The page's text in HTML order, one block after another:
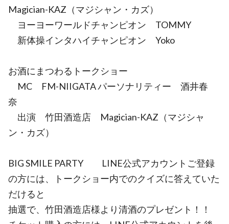
Magician-KAZ（マジシャン・カズ）
ヨーヨーワールドチャンピオン TOMMY
新体操インタハイチャンピオン Yoko
お酒にまつわるトークショー
MC FM-NIIGATA パーソナリティー 酒井春
奈
出演 竹田酒造店 Magician-KAZ（マジシャ
ン・カズ）
BIG SMILE PARTY LINE公式アカウントご登録
の方には、トークショー内でのクイズに答えていた
だけると
抽選で、竹田酒造店様より清酒のプレゼント！！